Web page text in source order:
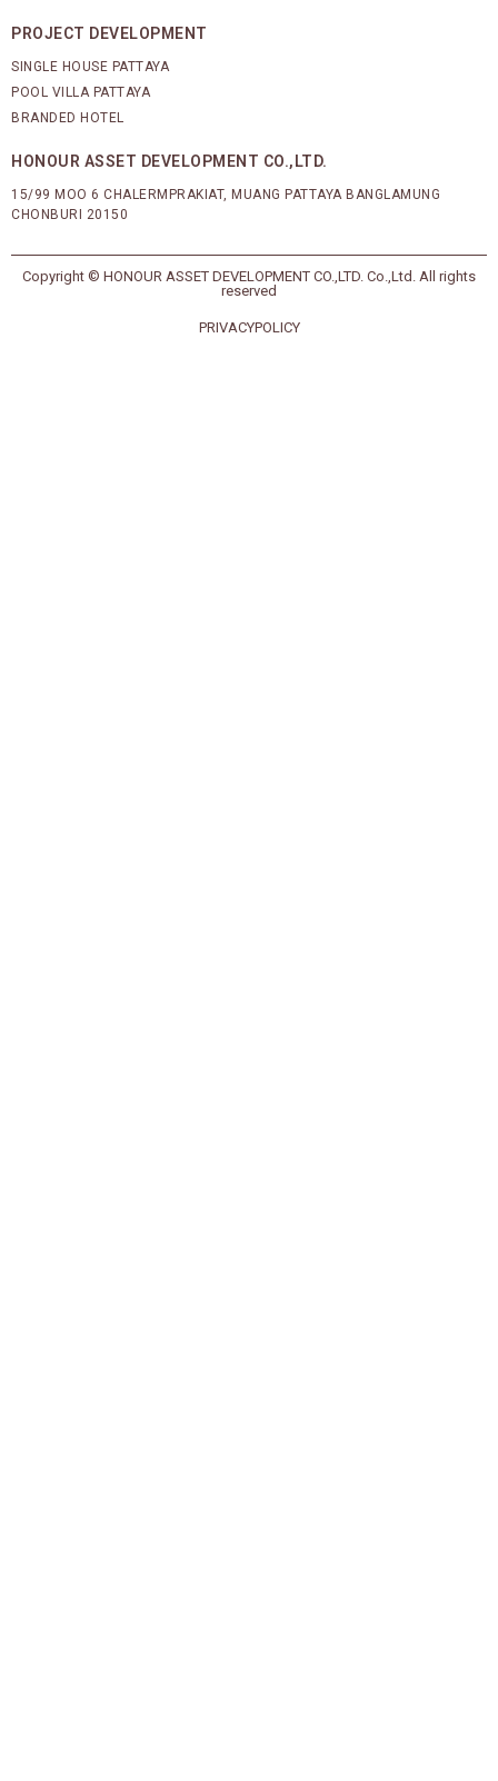
PROJECT DEVELOPMENT
SINGLE HOUSE PATTAYA
POOL VILLA PATTAYA
BRANDED HOTEL
HONOUR ASSET DEVELOPMENT CO.,LTD.
15/99 MOO 6 CHALERMPRAKIAT, MUANG PATTAYA BANGLAMUNG
CHONBURI 20150
Copyright © HONOUR ASSET DEVELOPMENT CO.,LTD. Co.,Ltd. All rights
reserved
PRIVACYPOLICY